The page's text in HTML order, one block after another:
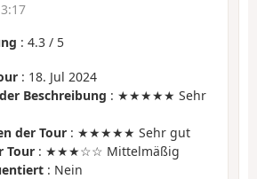
: 4.3 / 5
: 18. Jul 2024
Beschreibung : ★★★★★ Sehr
der Tour : ★★★★★ Sehr gut
Tour : ★★★☆☆ Mittelmäßig
: Nein